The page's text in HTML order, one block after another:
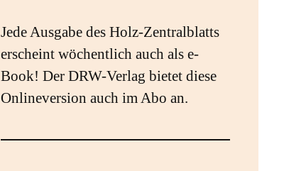
Jede Ausgabe des Holz-Zentralblatts
erscheint wöchentlich auch als e-
Book! Der DRW-Verlag bietet diese
Onlineversion auch im Abo an.